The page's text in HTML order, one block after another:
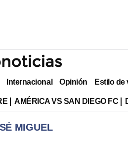
Internacional Opinión Estilo de
AMÉRICA VS SAN DIEGO FC
MIGUEL